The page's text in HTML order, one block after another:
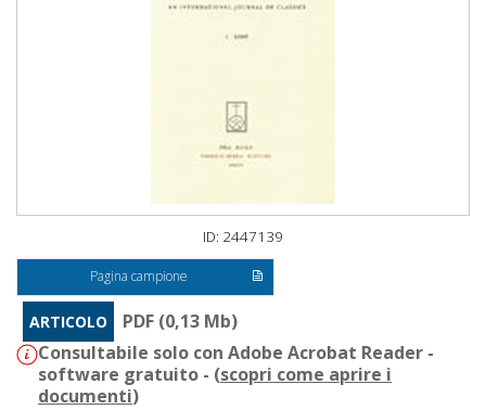
ID: 2447139
Pagina campione
ARTICOLO
PDF (0,13 Mb)
Consultabile solo con Adobe Acrobat Reader -
software gratuito - (scopri come aprire i
documenti)